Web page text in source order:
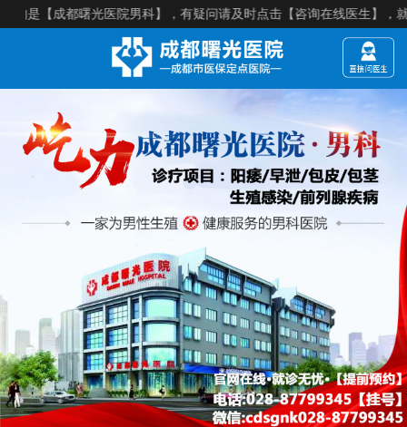
是【成都曙光医院男科】，有疑问请及时点击【咨询在线医生】，就诊